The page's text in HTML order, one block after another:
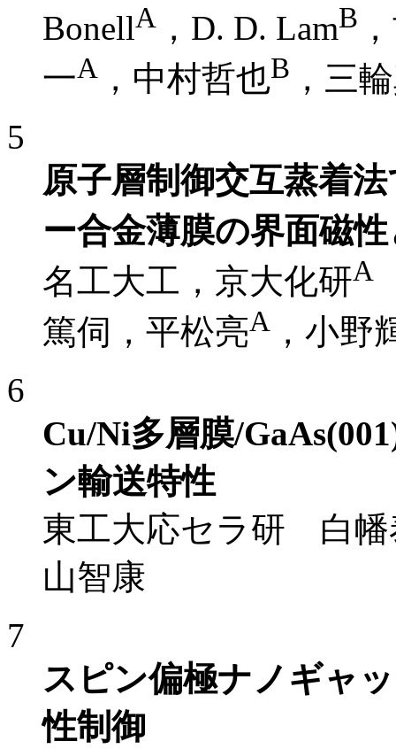
BonellA ，D. D. LamB
一A ，中村哲也B ，三
5
原子層制御交互蒸着
ー合金薄膜の界面磁
名工大工，京大化研A
篤伺，平松亮A ，小野
6
Cu/Ni多層膜/
ン輸送特性
東工大応セラ研 白幡
山智康
7
スピン偏極ナノギャ
性制御